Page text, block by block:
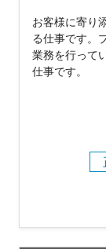
お客様に寄り
る仕事です。
業務を行って
仕事です。